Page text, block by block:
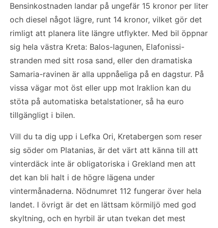
Bensinkostnaden landar på ungefär 15 kronor per liter
och diesel något lägre, runt 14 kronor, vilket gör det
rimligt att planera lite längre utflykter. Med bil öppnar
sig hela västra Kreta: Balos-lagunen, Elafonissi-
stranden med sitt rosa sand, eller den dramatiska
Samaria-ravinen är alla uppnåeliga på en dagstur. På
vissa vägar mot öst eller upp mot Iraklion kan du
stöta på automatiska betalstationer, så ha euro
tillgängligt i bilen.
Vill du ta dig upp i Lefka Ori, Kretabergen som reser
sig söder om Platanias, är det värt att känna till att
vinterdäck inte är obligatoriska i Grekland men att
det kan bli halt i de högre lägena under
vintermånaderna. Nödnumret 112 fungerar över hela
landet. I övrigt är det en lättsam körmiljö med god
skyltning, och en hyrbil är utan tvekan det mest